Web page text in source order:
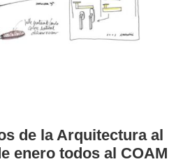
de la Arquitectura al
enero todos al COAM